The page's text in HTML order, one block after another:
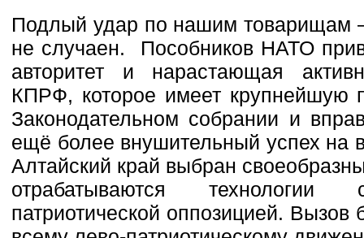
Подлый удар по нашим товарищам
не случаен. Пособников НАТО
авторитет и нарастающая
КПРФ, которое имеет крупнейшую
Законодательном собрании и
ещё более внушительный успех на
Алтайский край выбран
отрабатываются
патриотической оппозицией.